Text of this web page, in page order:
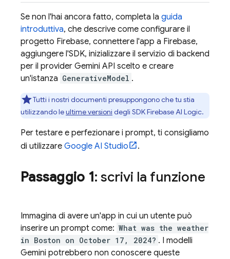
Se non l'hai ancora fatto, completa la guida
introduttiva, che descrive come configurare il
progetto Firebase, connettere l'app a Firebase,
aggiungere l'SDK, inizializzare il servizio di backend
per il provider Gemini API scelto e creare
un'istanza GenerativeModel .
Tutti i nostri documenti presuppongono che tu stia
utilizzando leultime versioni degli SDKFirebase AI Logic.
Per testare e perfezionare i prompt, ti consigliamo
di utilizzare Google AI Studio .
Passaggio 1: scrivi la funzione
Immagina di avere un'app in cui un utente può
inserire un prompt come: What was the weather
in Boston on October 17, 2024? . I modelli
Gemini potrebbero non conoscere queste